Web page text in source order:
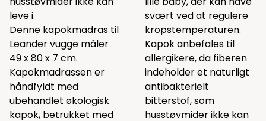
leve i.
Denne kapokmadras til
Leander vugge måler
49 x 80 x 7 cm.
Kapokmadrassen er
håndfyldt med
ubehandlet økologisk
kapok, betrukket med
svært ved at regulere
kropstemperaturen.
Kapok anbefales til
allergikere, da fiberen
indeholder et naturligt
antibakterielt
bitterstof, som
husstøvmider ikke kan